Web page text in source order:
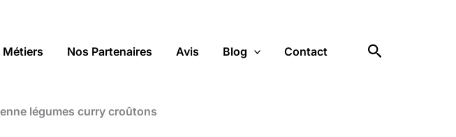
Métiers Nos Partenaires Avis Blog Contact Rechercher
légumes curry croûtons